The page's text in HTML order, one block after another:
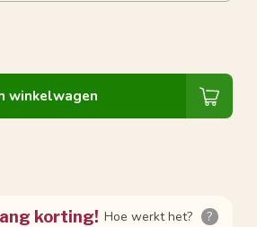
winkelwagen
korting! Hoe werkt het? ?